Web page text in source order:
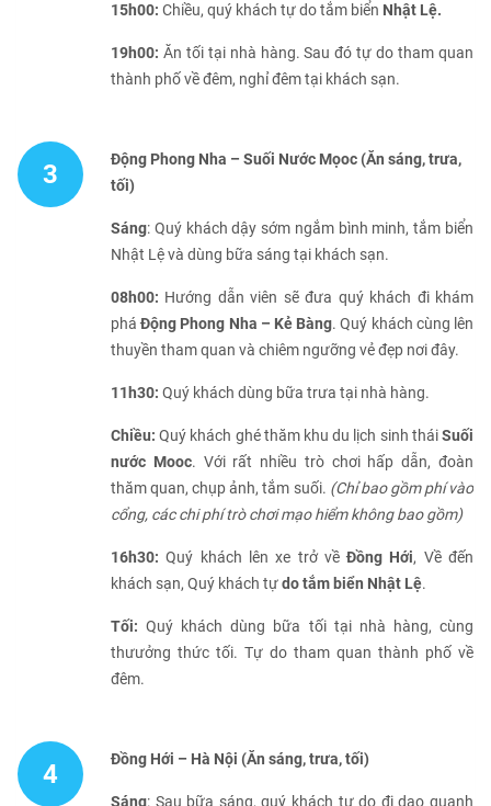
15h00: Chiều, quý khách tự do tắm biển Nhật Lệ.
19h00: Ăn tối tại nhà hàng. Sau đó tự do tham quan
thành phố về đêm, nghỉ đêm tại khách sạn.
3
Động Phong Nha – Suối Nước Mọoc (Ăn sáng, trưa,
tối)
Sáng: Quý khách dậy sớm ngắm bình minh, tắm biển
Nhật Lệ và dùng bữa sáng tại khách sạn.
08h00: Hướng dẫn viên sẽ đưa quý khách đi khám
pháĐộng Phong Nha – Kẻ Bàng. Quý khách cùng lên
thuyền tham quan và chiêm ngưỡng vẻ đẹp nơi đây.
11h30: Quý khách dùng bữa trưa tại nhà hàng.
Chiều: Quý khách ghé thăm khu du lịch sinh tháiSuối
nước Mooc. Với rất nhiều trò chơi hấp dẫn, đoàn
thăm quan, chụp ảnh, tắm suối. (Chỉ bao gồm phí vào
cổng, các chi phí trò chơi mạo hiểm không bao gồm)
16h30:Quý khách lên xe trở vềĐồng Hới, Về đến
khách sạn, Quý khách tựdo tắm biển Nhật Lệ.
Tối:Quý khách dùng bữa tối tại nhà hàng, cùng
thưưởng thức tối. Tự do tham quan thành phố về
đêm.
4 Đồng Hới – Hà Nội (Ăn sáng, trưa, tối)
Sáng: Sau bữa sáng, quý khách tự do đi dạo quanh